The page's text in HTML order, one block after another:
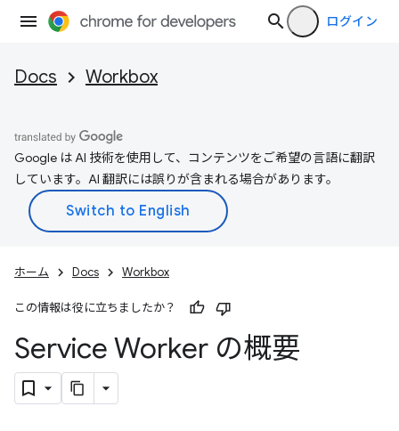
ログイン
Docs Workbox
Google は AI 技術を使用して、コンテンツをご希望の言語に翻訳
しています。AI 翻訳には誤りが含まれる場合があります。
ホーム Docs Workbox
この情報は役に立ちましたか？
Service Worker の概要